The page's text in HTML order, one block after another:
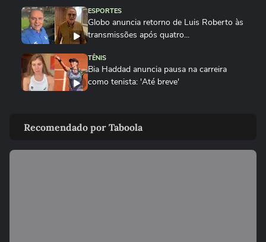
ESPORTES
Globo anuncia retorno de Luis Roberto às
transmissões após quatro...
TÊNIS
Bia Haddad anuncia pausa na carreira
como tenista: 'Até breve'
do mundo no salto em 2026...
SURFE
Recomendado por Taboola